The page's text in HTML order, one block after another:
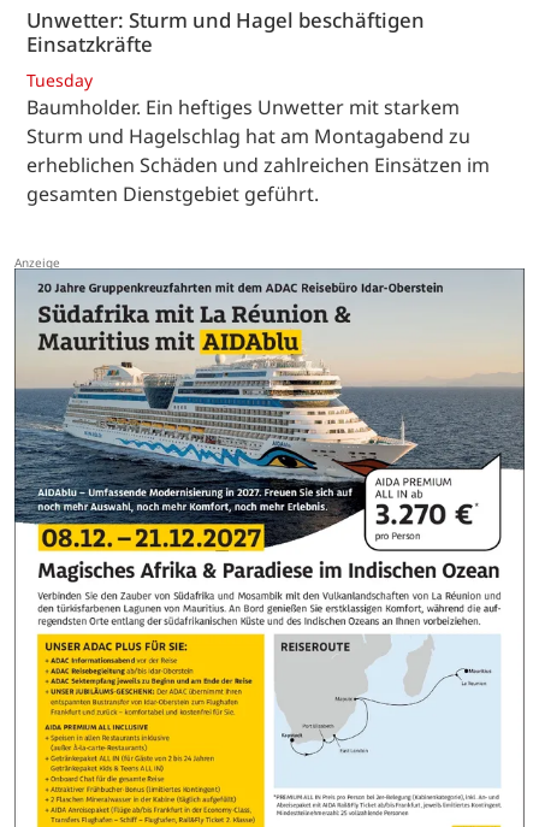
Unwetter: Sturm und Hagel beschäftigen
Einsatzkräfte
Tuesday
Baumholder. Ein heftiges Unwetter mit starkem
Sturm und Hagelschlag hat am Montagabend zu
erheblichen Schäden und zahlreichen Einsätzen im
gesamten Dienstgebiet geführt.